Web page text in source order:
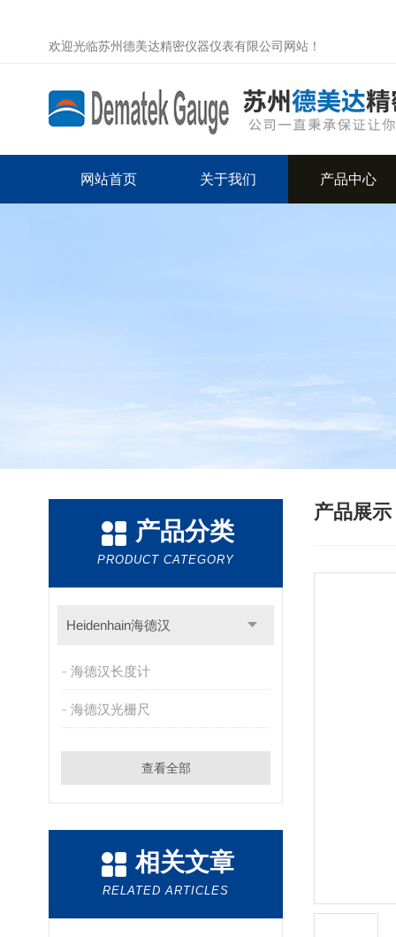
欢迎光临苏州德美达精密仪器仪表有限公司网站！
网站首页 关于我们 产品中心
产品分类
PRODUCT CATEGORY
Heidenhain海德汉
海德汉长度计
海德汉光栅尺
查看全部
相关文章
RELATED ARTICLES
产品展示